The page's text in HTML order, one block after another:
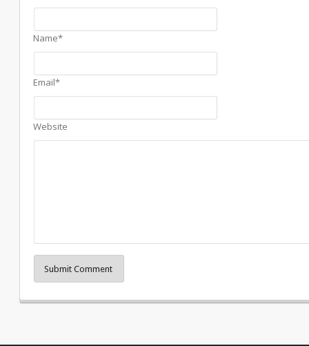
Name*
Email*
Website
Submit Comment